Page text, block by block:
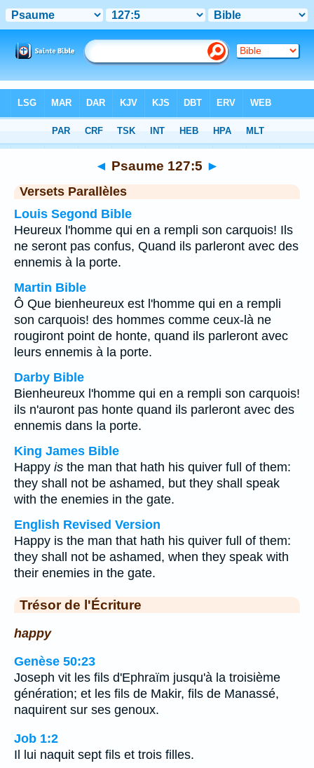
Chapitre 127 > Verset 5
◄ Psaume 127:5 ►
Versets Parallèles
Louis Segond Bible
Heureux l'homme qui en a rempli son carquois! Ils
ne seront pas confus, Quand ils parleront avec des
ennemis à la porte.
Martin Bible
Ô Que bienheureux est l'homme qui en a rempli
son carquois! des hommes comme ceux-là ne
rougiront point de honte, quand ils parleront avec
leurs ennemis à la porte.
Darby Bible
Bienheureux l'homme qui en a rempli son carquois!
ils n'auront pas honte quand ils parleront avec des
ennemis dans la porte.
King James Bible
Happy is the man that hath his quiver full of them:
they shall not be ashamed, but they shall speak
with the enemies in the gate.
English Revised Version
Happy is the man that hath his quiver full of them:
they shall not be ashamed, when they speak with
their enemies in the gate.
Trésor de l'Écriture
happy
Genèse 50:23
Joseph vit les fils d'Ephraïm jusqu'à la troisième
génération; et les fils de Makir, fils de Manassé,
naquirent sur ses genoux.
Job 1:2
Il lui naquit sept fils et trois filles.